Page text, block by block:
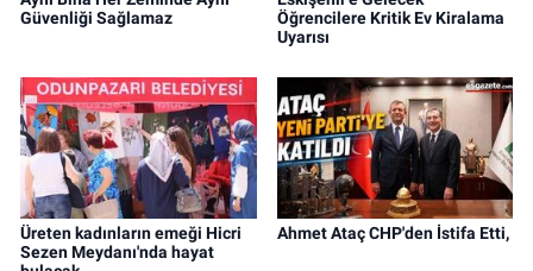
Güvenliği Sağlamaz
Öğrencilere Kritik Ev Kiralama
Uyarısı
Üreten kadınların emeği Hicri
Sezen Meydanı'nda hayat
Ahmet Ataç CHP'den İstifa Etti,